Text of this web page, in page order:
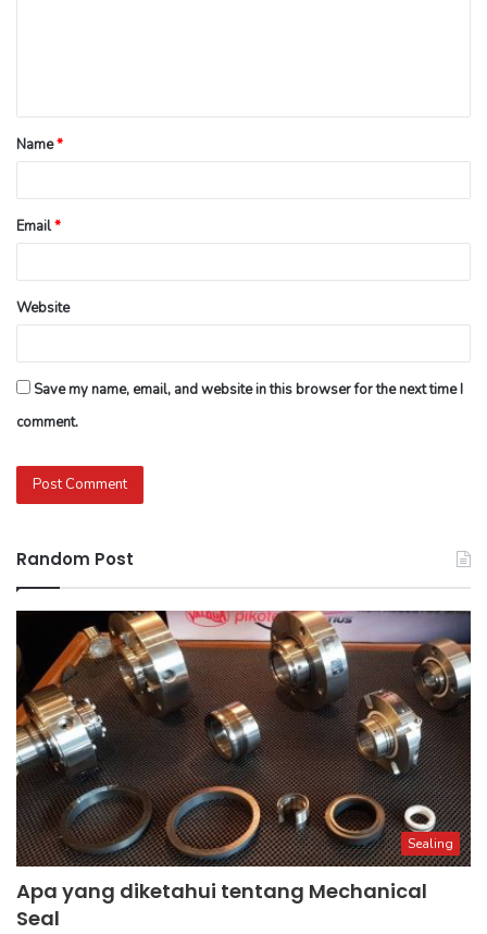
Name*
Email*
Website
Save my name, email, and website in this browser for the next time I
comment.
Random Post
Sealing
Apa yang diketahui tentang Mechanical
Seal